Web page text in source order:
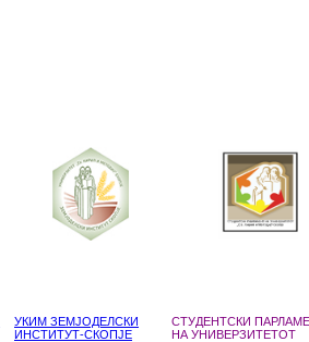
УКИМ ЗЕМЈОДЕЛСКИ
ИНСТИТУТ-СКОПЈЕ
СТУДЕНТСКИ
НА УНИВЕРЗИТЕТОТ